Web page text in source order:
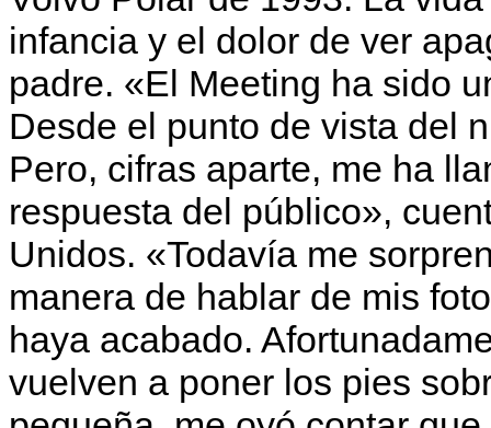
infancia y el dolor de ver
padre. «El Meeting ha sido
Desde el punto de vista del
Pero, cifras aparte, me ha
respuesta del público»,
Unidos. «Todavía me
manera de hablar de mis
haya acabado.
vuelven a poner los pies